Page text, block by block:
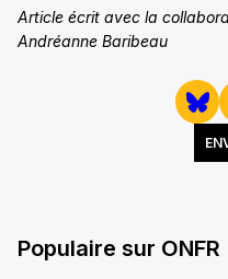
Article écrit avec la
Andréanne Baribeau
Populaire sur ONFR